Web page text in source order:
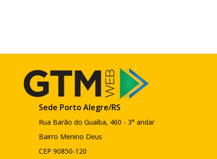
Sede Porto Alegre/RS
Rua Barão do Guaíba, 460 - 3° andar
Bairro Menino Deus
CEP 90850-120